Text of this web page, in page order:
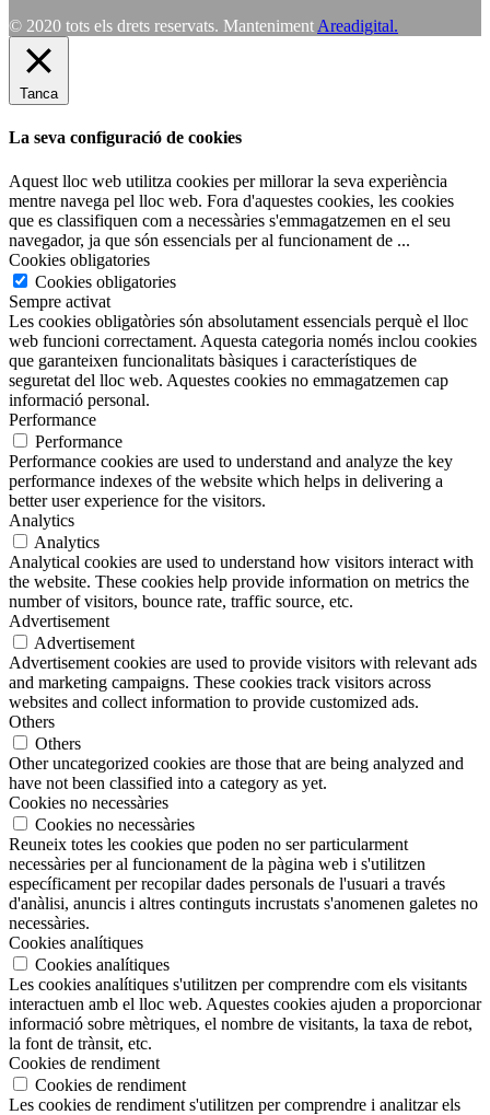
© 2020 tots els drets reservats. Manteniment Areadigital.
Tanca
La seva configuració de cookies
Aquest lloc web utilitza cookies per millorar la seva experiència
mentre navega pel lloc web. Fora d'aquestes cookies, les cookies
que es classifiquen com a necessàries s'emmagatzemen en el seu
navegador, ja que són essencials per al funcionament de ...
Cookies obligatories
Cookies obligatories
Sempre activat
Les cookies obligatòries són absolutament essencials perquè el lloc
web funcioni correctament. Aquesta categoria només inclou cookies
que garanteixen funcionalitats bàsiques i característiques de
seguretat del lloc web. Aquestes cookies no emmagatzemen cap
informació personal.
Performance
Performance
Performance cookies are used to understand and analyze the key
performance indexes of the website which helps in delivering a
better user experience for the visitors.
Analytics
Analytics
Analytical cookies are used to understand how visitors interact with
the website. These cookies help provide information on metrics the
number of visitors, bounce rate, traffic source, etc.
Advertisement
Advertisement
Advertisement cookies are used to provide visitors with relevant ads
and marketing campaigns. These cookies track visitors across
websites and collect information to provide customized ads.
Others
Others
Other uncategorized cookies are those that are being analyzed and
have not been classified into a category as yet.
Cookies no necessàries
Cookies no necessàries
Reuneix totes les cookies que poden no ser particularment
necessàries per al funcionament de la pàgina web i s'utilitzen
específicament per recopilar dades personals de l'usuari a través
d'anàlisi, anuncis i altres continguts incrustats s'anomenen galetes no
necessàries.
Cookies analítiques
Cookies analítiques
Les cookies analítiques s'utilitzen per comprendre com els visitants
interactuen amb el lloc web. Aquestes cookies ajuden a proporcionar
informació sobre mètriques, el nombre de visitants, la taxa de rebot,
la font de trànsit, etc.
Cookies de rendiment
Cookies de rendiment
Les cookies de rendiment s'utilitzen per comprendre i analitzar els